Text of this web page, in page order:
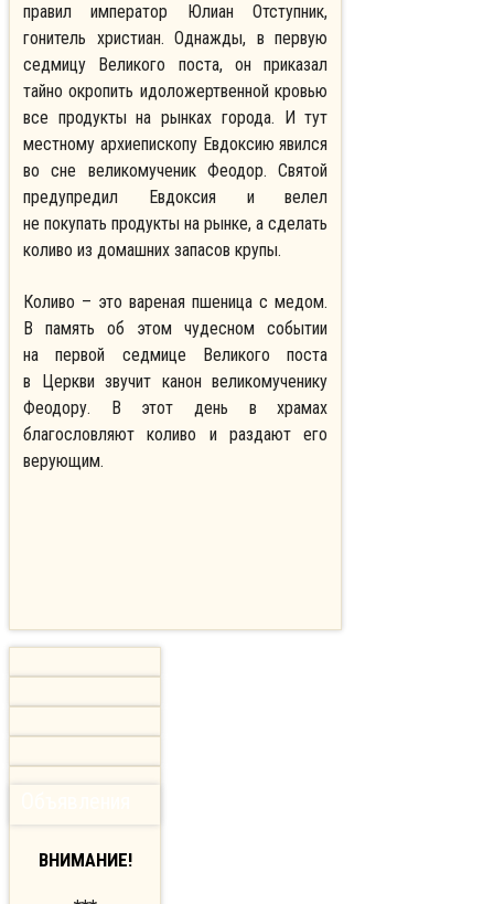
правил император Юлиан Отступник,
гонитель христиан. Однажды, в первую
седмицу Великого поста, он приказал
тайно окропить идоложертвенной кровью
все продукты на рынках города. И тут
местному архиепископу Евдоксию явился
во сне великомученик Феодор. Святой
предупредил Евдоксия и велел
не покупать продукты на рынке, а сделать
коливо из домашних запасов крупы.
Коливо – это вареная пшеница с медом.
В память об этом чудесном событии
на первой седмице Великого поста
в Церкви звучит канон великомученику
Феодору. В этот день в храмах
благословляют коливо и раздают его
верующим.
ВНИМАНИЕ!